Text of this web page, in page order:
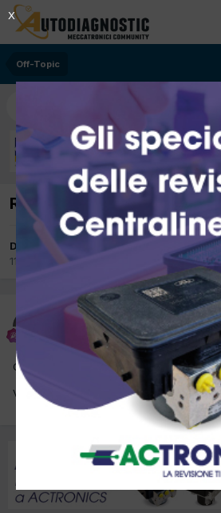
Off-Topic
Ritiri ecopneus pfu
Da Luca83
11 Ottobre 2017
Luca83
Inviato 11 Ottobre 2017
Ciao. Come siete messi voi a smaltimenti
Ve le stanno ritirando?